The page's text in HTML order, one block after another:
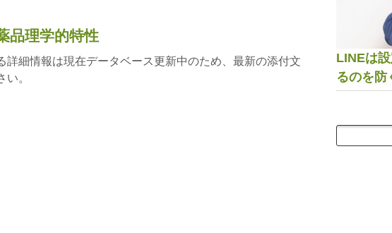
品理学的特性
詳細情報は現在データベース更新中のため、最新の添付文
。
LINEは
るのを防